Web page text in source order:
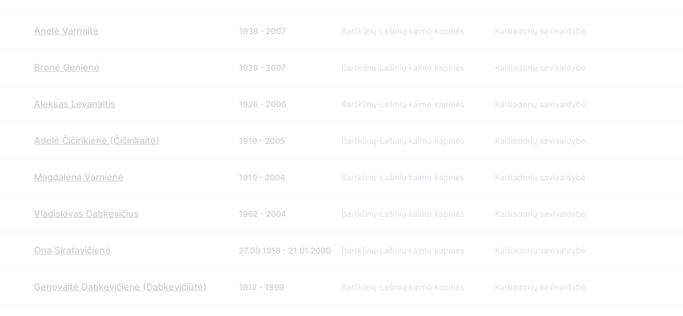
Anelė Varnaitė 1938 - 2007 Bartkūnų-Lašinių kaimo kapinės Kaišiadorių savivaldybė
Bronė Genienė 1929 - 2007 Bartkūnų-Lašinių kaimo kapinės Kaišiadorių savivaldybė
Aleksas Levanaitis 1926 - 2006 Bartkūnų-Lašinių kaimo kapinės Kaišiadorių savivaldybė
Adelė Čičirikienė (Čičirikaitė) 1910 - 2005 Bartkūnų-Lašinių kaimo kapinės Kaišiadorių savivaldybė
Magdalena Varnienė 1910 - 2004 Bartkūnų-Lašinių kaimo kapinės Kaišiadorių savivaldybė
Vladislovas Dabkevičius 1962 - 2004 Bartkūnų-Lašinių kaimo kapinės Kaišiadorių savivaldybė
Ona Siratavičienė 27.09.1918 - 21.01.2000 Bartkūnų-Lašinių kaimo kapinės Kaišiadorių savivaldybė
Genovaitė Dabkevičienė (Dabkevičiūtė) 1912 - 1999 Bartkūnų-Lašinių kaimo kapinės Kaišiadorių savivaldybė